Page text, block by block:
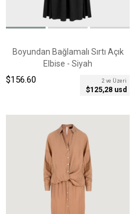
Boyundan Bağlamalı Sırtı Açık
Elbise - Siyah
$156.60 2 ve Üzeri
$125,28 usd